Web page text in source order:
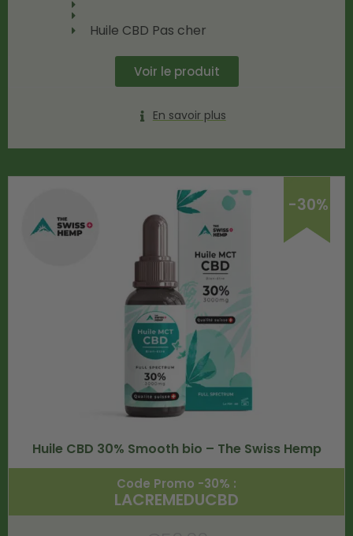
Huile CBD Pas cher
Voir le produit
En savoir plus
-30%
Huile CBD 30% Smooth bio – The Swiss Hemp
Code Promo -30% :
LACREMEDUCBD